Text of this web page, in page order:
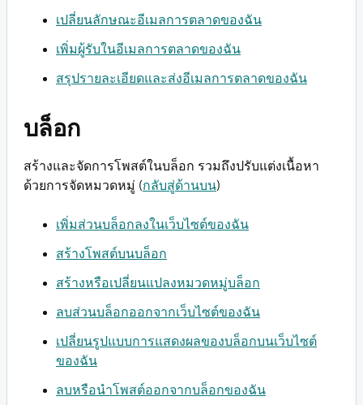
เปลี่ยนลักษณะอีเมลการตลาดของฉัน
เพิ่มผู้รับในอีเมลการตลาดของฉัน
สรุปรายละเอียดและส่งอีเมลการตลาดของฉัน
บล็อก
สร้างและจัดการโพสต์ในบล็อก รวมถึงปรับแต่งเนื้อหา
ด้วยการจัดหมวดหมู่ (กลับสู่ด้านบน)
เพิ่มส่วนบล็อกลงในเว็บไซต์ของฉัน
สร้างโพสต์บนบล็อก
สร้างหรือเปลี่ยนแปลงหมวดหมู่บล็อก
ลบส่วนบล็อกออกจากเว็บไซต์ของฉัน
เปลี่ยนรูปแบบการแสดงผลของบล็อกบนเว็บไซต์
ของฉัน
ลบหรือนำโพสต์ออกจากบล็อกของฉัน